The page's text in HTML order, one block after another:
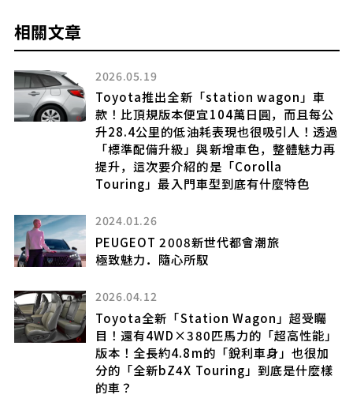
相關文章
2026.05.19
Toyota推出全新「station wagon」車
款！比頂規版本便宜104萬日圓，而且每公
升28.4公里的低油耗表現也很吸引人！透過
「標準配備升級」與新增車色，整體魅力再
提升，這次要介紹的是「Corolla
Touring」最入門車型到底有什麼特色
2024.01.26
PEUGEOT 2008新世代都會潮旅
極致魅力．隨心所馭
2026.04.12
Toyota全新「Station Wagon」超受矚
目！還有4WD×380匹馬力的「超高性能」
版本！全長約4.8m的「銳利車身」也很加
分的「全新bZ4X Touring」到底是什麼樣
的車？